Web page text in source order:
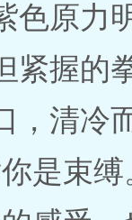
色原力
紧握的
，清冷
是束缚